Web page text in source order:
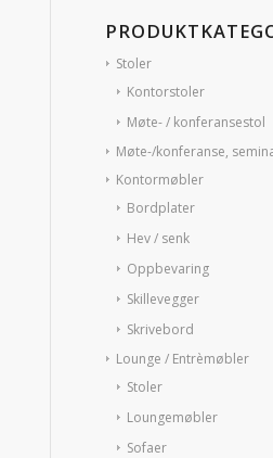
Stoler
Kontorstoler
Møte- / konferansestol
Møte-/konferanse,
Kontormøbler
Bordplater
Hev / senk
Oppbevaring
Skillevegger
Skrivebord
Lounge / Entrèmøbler
Stoler
Loungemøbler
Sofaer